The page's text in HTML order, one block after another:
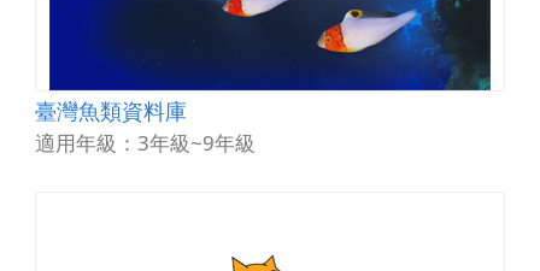
臺灣魚類資料庫
適用年級：3年級~9年級